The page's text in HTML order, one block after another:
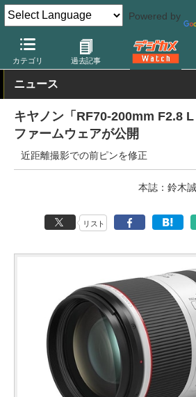
Powered by
カテゴリ 過去記事
デジカメ Watch レンズ 交換レンズ
ニュース
キヤノン「RF70-200mm F2.8
ファームウェアが公開
近距離撮影での前ピンを修正
本誌：鈴木誠
リスト